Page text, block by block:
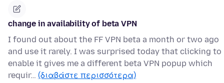
change in availability of beta VPN
I found out about the FF VPN beta a month or two ago
and use it rarely. I was surprised today that clicking to
enable it gives me a different beta VPN popup which
requir… (διαβάστε περισσότερα)